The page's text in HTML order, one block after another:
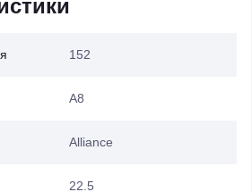
152
A8
Alliance
22.5